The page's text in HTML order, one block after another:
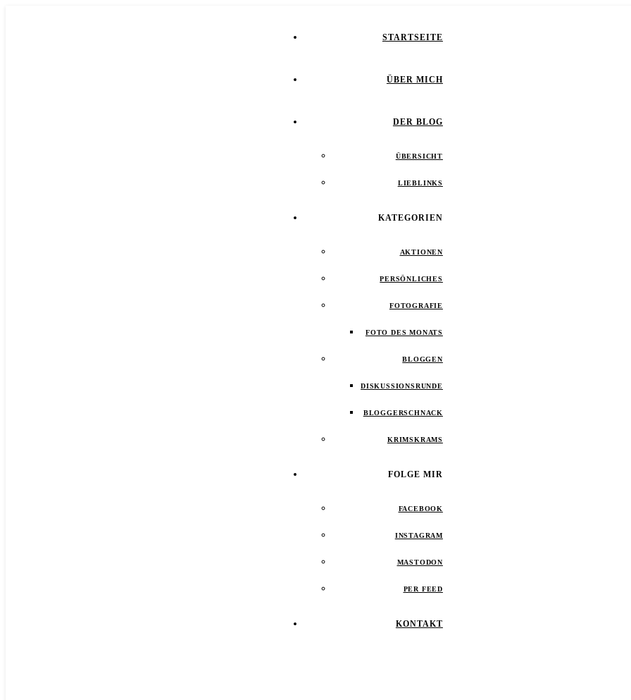
STARTSEITE
ÜBER MICH
DER BLOG
ÜBERSICHT
LIEBLINKS
KATEGORIEN
AKTIONEN
PERSÖNLICHES
FOTOGRAFIE
FOTO DES MONATS
BLOGGEN
DISKUSSIONSRUNDE
BLOGGERSCHNACK
KRIMSKRAMS
FOLGE MIR
FACEBOOK
INSTAGRAM
MASTODON
PER FEED
KONTAKT